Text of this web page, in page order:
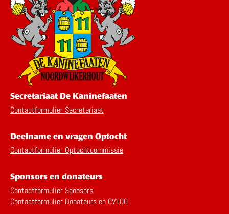
Secretariaat De Kaninefaaten
Contactformulier Secretariaat
Deelname en vragen Optocht
Contactformulier Optochtcommissie
Sponsors en donateurs
Contactformulier Sponsors
Contactformulier Donateurs en CV100